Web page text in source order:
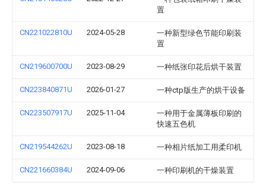
置
CN221022810U 2024-05-28
一种新型绿色节能印刷装
置
CN219600700U 2023-08-29 一种纸张印花后烘干装置
CN223840871U 2026-01-27 一种ctp版生产的烘干设备
CN223507917U 2025-11-04
一种用于金属薄板印刷的
快速五色机
CN219544262U 2023-08-18 一种相片纸加工用柔印机
CN221660384U 2024-09-06 一种印刷机的干燥装置